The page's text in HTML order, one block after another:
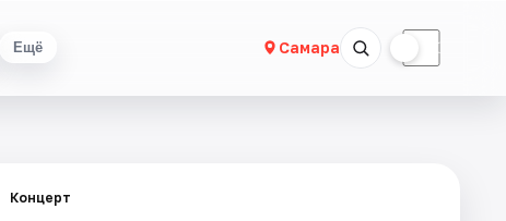
Ещё Самара ☾
Концерт